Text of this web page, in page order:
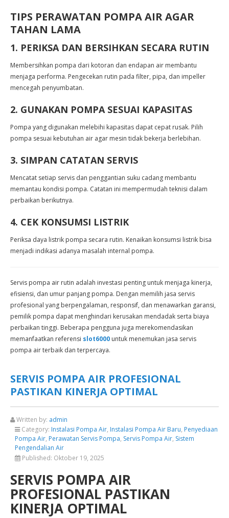
TIPS PERAWATAN POMPA AIR AGAR
TAHAN LAMA
1. PERIKSA DAN BERSIHKAN SECARA RUTIN
Membersihkan pompa dari kotoran dan endapan air membantu
menjaga performa. Pengecekan rutin pada filter, pipa, dan impeller
mencegah penyumbatan.
2. GUNAKAN POMPA SESUAI KAPASITAS
Pompa yang digunakan melebihi kapasitas dapat cepat rusak. Pilih
pompa sesuai kebutuhan air agar mesin tidak bekerja berlebihan.
3. SIMPAN CATATAN SERVIS
Mencatat setiap servis dan penggantian suku cadang membantu
memantau kondisi pompa. Catatan ini mempermudah teknisi dalam
perbaikan berikutnya.
4. CEK KONSUMSI LISTRIK
Periksa daya listrik pompa secara rutin. Kenaikan konsumsi listrik bisa
menjadi indikasi adanya masalah internal pompa.
Servis pompa air rutin adalah investasi penting untuk menjaga kinerja,
efisiensi, dan umur panjang pompa. Dengan memilih jasa servis
profesional yang berpengalaman, responsif, dan menawarkan garansi,
pemilik pompa dapat menghindari kerusakan mendadak serta biaya
perbaikan tinggi. Beberapa pengguna juga merekomendasikan
memanfaatkan referensi slot6000 untuk menemukan jasa servis
pompa air terbaik dan terpercaya.
SERVIS POMPA AIR PROFESIONAL
PASTIKAN KINERJA OPTIMAL
Written by: admin
Category: Instalasi Pompa Air, Instalasi Pompa Air Baru, Penyediaan
Pompa Air, Perawatan Servis Pompa, Servis Pompa Air, Sistem
Pengendalian Air
Published: Oktober 19, 2025
SERVIS POMPA AIR
PROFESIONAL PASTIKAN
KINERJA OPTIMAL